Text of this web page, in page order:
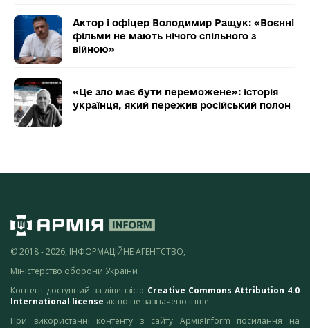
Актор і офіцер Володимир Ращук: «Воєнні
фільми не мають нічого спільного з
війною»
«Це зло має бути переможене»: історія
українця, який пережив російський полон
© 2018 - 2026, ІНФОРМАЦІЙНЕ АГЕНТСТВО,
Міністерство оборони України
Контент доступний за ліцензією Creative Commons Attribution 4.0
International license якщо не зазначено інше.
При використанні контенту з сайту АрміяInform посилання на